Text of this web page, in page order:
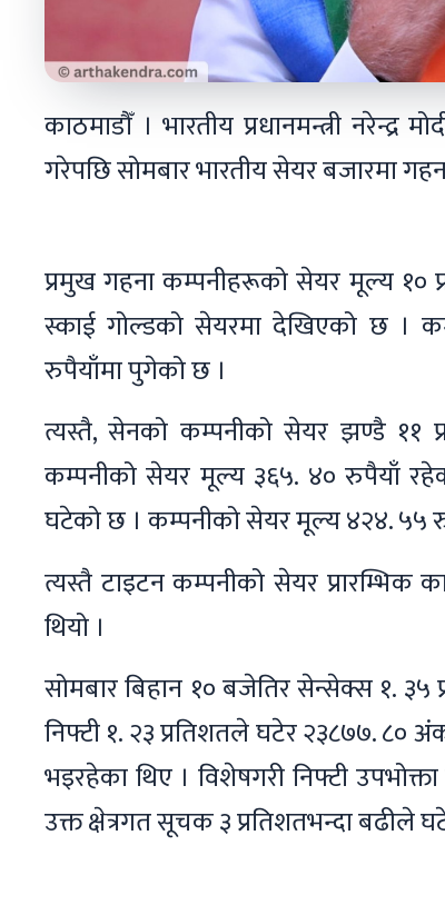
काठमाडौँ । भारतीय प्रधानमन्त्री
गरेपछि सोमबार भारतीय सेयर बजारमा
प्रमुख गहना कम्पनीहरूको सेयर मूल्य १०
स्काई गोल्डको सेयरमा देखिएको छ ।
रुपैयाँमा पुगेको छ ।
त्यस्तै, सेनको कम्पनीको सेयर झण्डै ११
कम्पनीको सेयर मूल्य ३६५. ४० रुपैयाँ
घटेको छ । कम्पनीको सेयर मूल्य ४२४. ५५
त्यस्तै टाइटन कम्पनीको सेयर प्रारम्भिक
थियो ।
सोमबार बिहान १० बजेतिर सेन्सेक्स १.
निफ्टी १. २३ प्रतिशतले घटेर २३८७७. ८०
भइरहेका थिए । विशेषगरी निफ्टी
उक्त क्षेत्रगत सूचक ३ प्रतिशतभन्दा बढीले